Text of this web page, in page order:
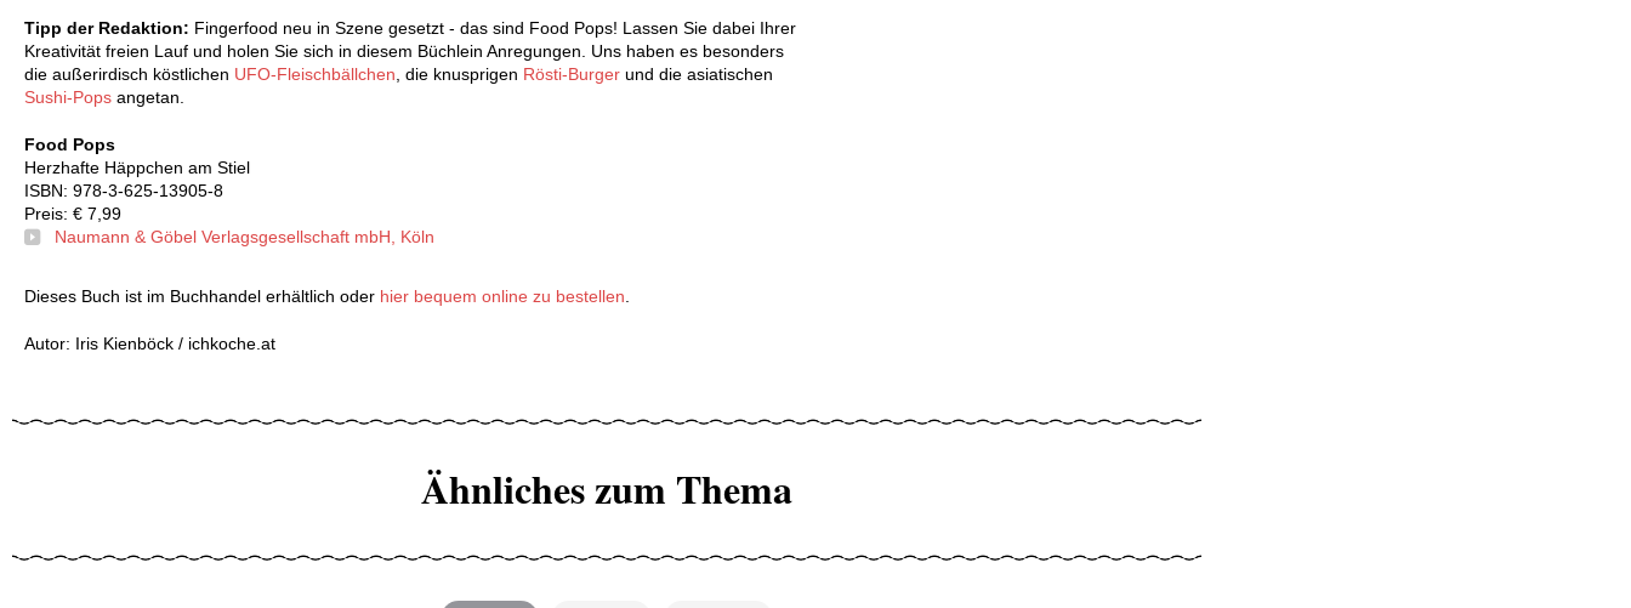
Tipp der Redaktion: Fingerfood neu in Szene gesetzt - das sind Food Pops! Lassen Sie dabei Ihrer
Kreativität freien Lauf und holen Sie sich in diesem Büchlein Anregungen. Uns haben es besonders
die außerirdisch köstlichen UFO-Fleischbällchen , die knusprigen Rösti-Burger und die asiatischen
Sushi-Pops angetan.
Food Pops
Herzhafte Häppchen am Stiel
ISBN: 978-3-625-13905-8
Preis: € 7,99
Naumann & Göbel Verlagsgesellschaft mbH, Köln
Dieses Buch ist im Buchhandel erhältlich oder hier bequem online zu bestellen
Autor: Iris Kienböck / ichkoche.at
Ähnliches zum Thema